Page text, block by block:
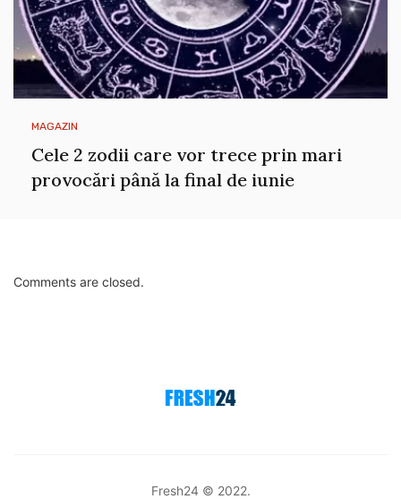
MAGAZIN
Cele 2 zodii care vor trece prin mari
provocări până la final de iunie
Comments are closed.
Fresh24 © 2022.